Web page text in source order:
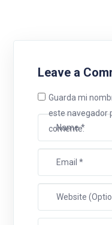
Leave a
Guarda mi
este navegador
comente.